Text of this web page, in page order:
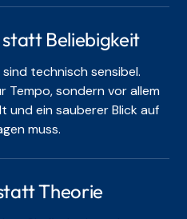
Beliebigkeit
technisch sensibel.
Tempo, sondern vor allem
und ein sauberer Blick auf
muss.
Theorie